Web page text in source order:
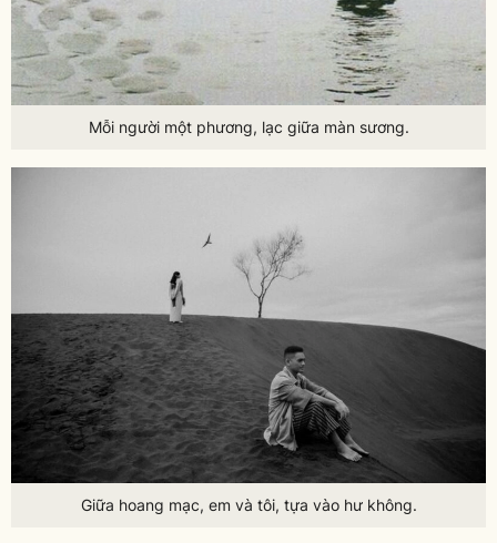
Mỗi người một phương, lạc giữa màn sương.
Giữa hoang mạc, em và tôi, tựa vào hư không.